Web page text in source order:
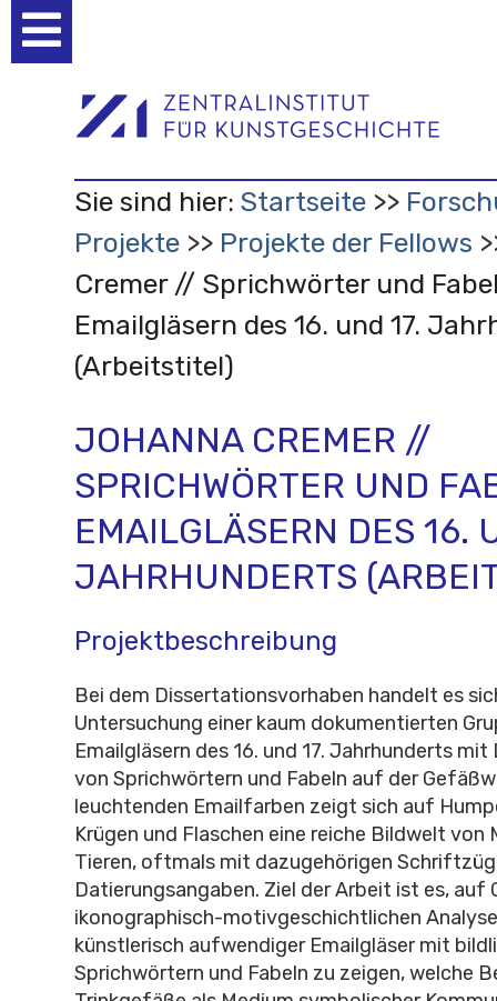
Werkzeuge
Sie sind hier: Startseite
Projekte
Projekte der Fellows
Cremer // Sprichwörter und
Emailgläsern des 16. und 17.
(Arbeitstitel)
JOHANNA CREMER //
SPRICHWÖRTER UND
EMAILGLÄSERN DES 16.
JAHRHUNDERTS
Projektbeschreibung
Bei dem Dissertationsvorhaben handelt es
Untersuchung einer kaum dokumentierten
Emailgläsern des 16. und 17. Jahrhunderts
von Sprichwörtern und Fabeln auf der
leuchtenden Emailfarben zeigt sich auf
Krügen und Flaschen eine reiche Bildwelt von
Tieren, oftmals mit dazugehörigen
Datierungsangaben. Ziel der Arbeit ist es, auf
ikonographisch-motivgeschichtlichen
künstlerisch aufwendiger Emailgläser mit
Sprichwörtern und Fabeln zu zeigen, welche